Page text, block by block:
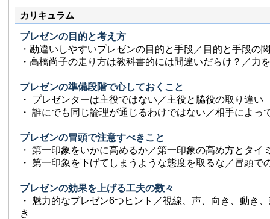
カリキュラム
プレゼンの目的と考え方
・勘違いしやすいプレゼンの目的と手段／目的と手段の
・高橋尚子の走り方は教科書的には間違いだらけ？／力
プレゼンの準備段階で心しておくこと
・ プレゼンターは主役ではない／主役と脇役の取り違い
・ 誰にでも同じ論理が通じるわけではない／相手によっ
プレゼンの冒頭で注意すべきこと
・ 第一印象をいかに高めるか／第一印象の高め方とタイ
・ 第一印象を下げてしまうような態度を取るな／冒頭で
プレゼンの効果を上げる工夫の数々
・ 魅力的なプレゼン6つヒント／視線、声、向き、動き
き